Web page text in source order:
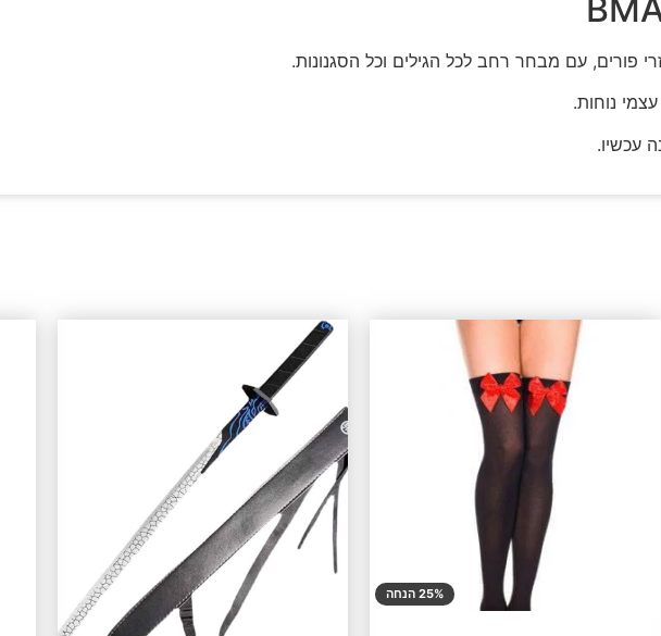
נוחות.
עכשיו.
25% הנחה